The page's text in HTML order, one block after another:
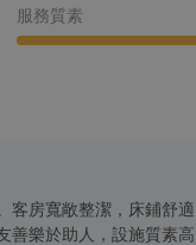
服務質素
客房寬敞整潔，床鋪舒
樂於助人，設施質素高